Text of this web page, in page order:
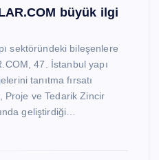
büyük ilgi
sektöründeki bileşenlere
47. İstanbul yapı
tanıtma fırsatı
Proje ve Tedarik Zincir
geliştirdiği…